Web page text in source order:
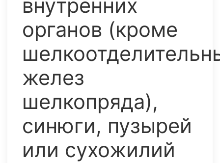
внутренних
органов (кроме
желез
шелкопряда),
синюги, пузырей
или сухожилий